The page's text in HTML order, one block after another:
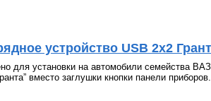
устройство USB 2x2
для установки на автомобили семейства
вместо заглушки кнопки панели приборов.